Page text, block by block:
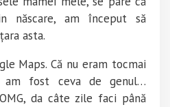
născare, am început să
asta.
Maps. Că nu eram tocmai
am fost ceva de genul…
da câte zile faci până